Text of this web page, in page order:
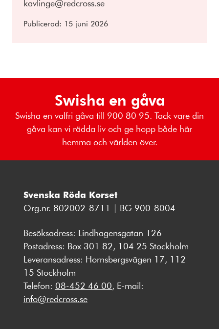
kavlinge@redcross.se
Publicerad: 15 juni 2026
Swisha en gåva
Swisha en valfri gåva till 900 80 95. Tack vare din
gåva kan vi rädda liv och ge hopp både här
hemma och världen över.
Svenska Röda Korset
Org.nr. 802002-8711 | BG 900-8004
Besöksadress: Lindhagensgatan 126
Postadress: Box 301 82, 104 25 Stockholm
Leveransadress: Hornsbergsvägen 17, 112
15 Stockholm
Telefon: 08-452 46 00, E-mail:
info@redcross.se